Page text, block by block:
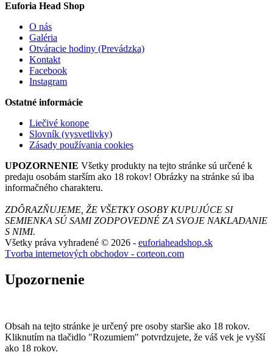
Euforia Head Shop
O nás
Galéria
Otváracie hodiny (Prevádzka)
Kontakt
Facebook
Instagram
Ostatné informácie
Liečivé konope
Slovník (vysvetlivky)
Zásady používania cookies
UPOZORNENIE Všetky produkty na tejto stránke sú určené k
predaju osobám starším ako 18 rokov! Obrázky na stránke sú iba
informačného charakteru.
ZDÔRAZŇUJEME, ŽE VŠETKY OSOBY KUPUJÚCE SI
SEMIENKA SÚ SAMI ZODPOVEDNÉ ZA SVOJE NAKLADANIE
S NIMI.
Všetky práva vyhradené © 2026 - euforiaheadshop.sk
Tvorba internetových obchodov - corteon.com
Upozornenie
Obsah na tejto stránke je určený pre osoby staršie ako 18 rokov.
Kliknutím na tlačidlo "Rozumiem" potvrdzujete, že váš vek je vyšší
ako 18 rokov.